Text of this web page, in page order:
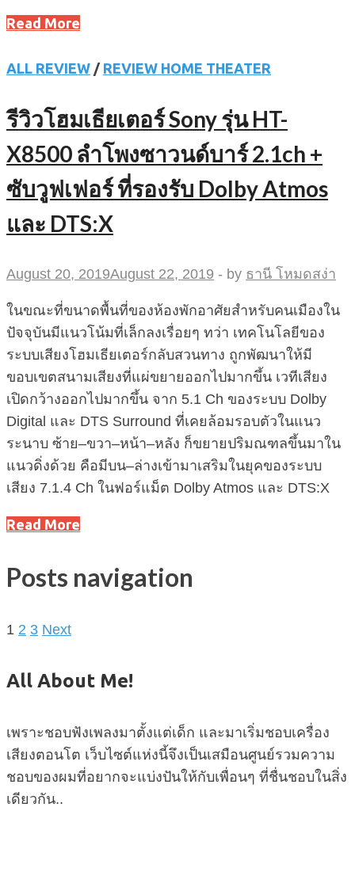
Read More
ALL REVIEW / REVIEW HOME THEATER
รีวิวโฮมเธียเตอร์ Sony รุ่น HT-
X8500 ลำโพงซาวนด์บาร์ 2.1ch +
ซับวูฟเฟอร์ ที่รองรับ Dolby Atmos
และ DTS:X
August 20, 2019August 22, 2019 - by ธานี โหมดสง่า
ในขณะที่ขนาดพื้นที่ของห้องพักอาศัยสำหรับคนเมืองใน
ปัจจุบันมีแนวโน้มที่เล็กลงเรื่อยๆ ทว่า เทคโนโลยีของ
ระบบเสียงโฮมเธียเตอร์กลับสวนทาง ถูกพัฒนาให้มี
ขอบเขตสนามเสียงที่แผ่ขยายออกไปมากขึ้น เวทีเสียง
เปิดกว้างออกไปมากขึ้น จาก 5.1 Ch ของระบบ Dolby
Digital และ DTS Surround ที่เคยล้อมรอบตัวในแนว
ระนาบ ซ้าย–ขวา–หน้า–หลัง ก็ขยายปริมณฑลขึ้นมาใน
แนวดิ่งด้วย คือมีบน–ล่างเข้ามาเสริมในยุคของระบบ
เสียง 7.1.4 Ch ในฟอร์แม็ต Dolby Atmos และ DTS:X
Read More
Posts navigation
1 2 3 Next
All About Me!
เพราะชอบฟังเพลงมาตั้งแต่เด็ก และมาเริ่มชอบเครื่อง
เสียงตอนโต เว็บไซต์แห่งนี้จึงเป็นเสมือนศูนย์รวมความ
ชอบของผมที่อยากจะแบ่งปันให้กับเพื่อนๆ ที่ชื่นชอบในสิ่ง
เดียวกัน..